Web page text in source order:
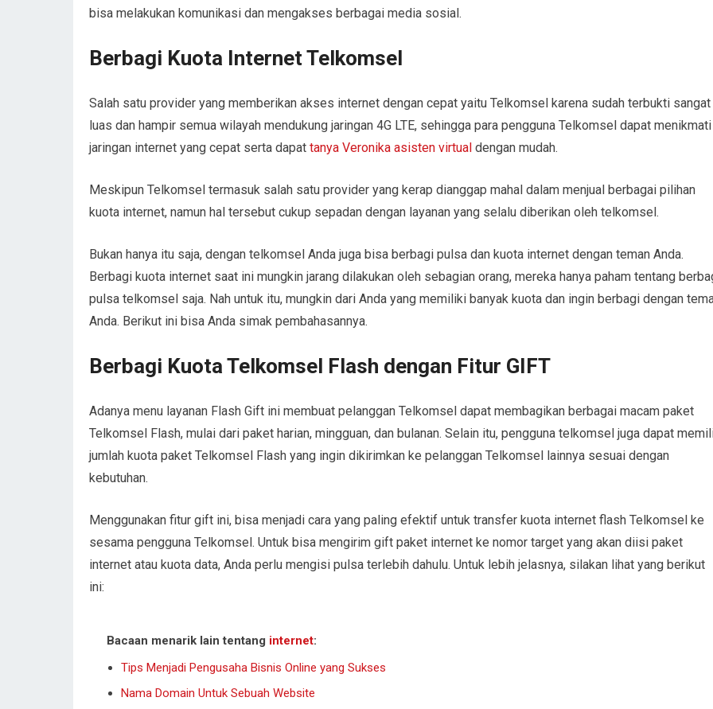
bisa melakukan komunikasi dan mengakses berbagai media sosial.
Berbagi Kuota Internet Telkomsel
Salah satu provider yang memberikan akses internet dengan cepat yaitu Telkomsel karena sudah terbukti sangat
luas dan hampir semua wilayah mendukung jaringan 4G LTE, sehingga para pengguna Telkomsel dapat menikmati
jaringan internet yang cepat serta dapat tanya Veronika asisten virtual dengan mudah.
Meskipun Telkomsel termasuk salah satu provider yang kerap dianggap mahal dalam menjual berbagai pilihan
kuota internet, namun hal tersebut cukup sepadan dengan layanan yang selalu diberikan oleh telkomsel.
Bukan hanya itu saja, dengan telkomsel Anda juga bisa berbagi pulsa dan kuota internet dengan teman Anda.
Berbagi kuota internet saat ini mungkin jarang dilakukan oleh sebagian orang, mereka hanya paham tentang
pulsa telkomsel saja. Nah untuk itu, mungkin dari Anda yang memiliki banyak kuota dan ingin berbagi dengan
Anda. Berikut ini bisa Anda simak pembahasannya.
Berbagi Kuota Telkomsel Flash dengan Fitur GIFT
Adanya menu layanan Flash Gift ini membuat pelanggan Telkomsel dapat membagikan berbagai macam paket
Telkomsel Flash, mulai dari paket harian, mingguan, dan bulanan. Selain itu, pengguna telkomsel juga dapat
jumlah kuota paket Telkomsel Flash yang ingin dikirimkan ke pelanggan Telkomsel lainnya sesuai dengan
kebutuhan.
Menggunakan fitur gift ini, bisa menjadi cara yang paling efektif untuk transfer kuota internet flash Telkomsel ke
sesama pengguna Telkomsel. Untuk bisa mengirim gift paket internet ke nomor target yang akan diisi paket
internet atau kuota data, Anda perlu mengisi pulsa terlebih dahulu. Untuk lebih jelasnya, silakan lihat yang berikut
ini:
Bacaan menarik lain tentang internet:
Tips Menjadi Pengusaha Bisnis Online yang Sukses
Nama Domain Untuk Sebuah Website